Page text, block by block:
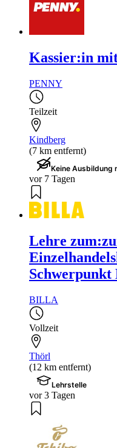
Kassier:in
PENNY
Teilzeit
Kindberg
(7 km entfernt)
Keine Ausbildung
vor 7 Tagen
Lehre
Schwerpunkt
BILLA
Vollzeit
Thörl
(12 km entfernt)
Lehrstelle
vor 3 Tagen